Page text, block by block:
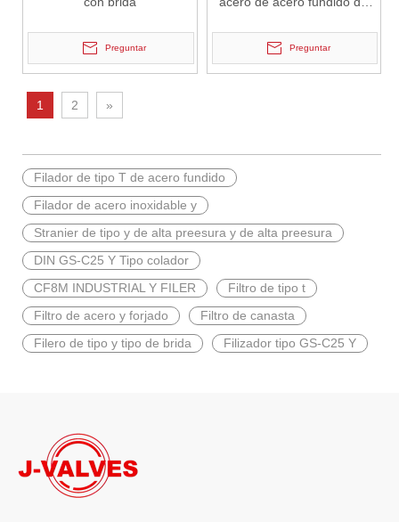
2026-06-29
J-VALVES fabrica válvulas de compuerta criogénicas de
Preguntar Preguntar
1 2 »
Filador de tipo T de acero fundido
Filador de acero inoxidable y
Stranier de tipo y de alta preesura y de alta preesura
DIN GS-C25 Y Tipo colador
CF8M INDUSTRIAL Y FILER
Filtro de tipo t
Filtro de acero y forjado
Filtro de canasta
Filero de tipo y tipo de brida
Filizador tipo GS-C25 Y